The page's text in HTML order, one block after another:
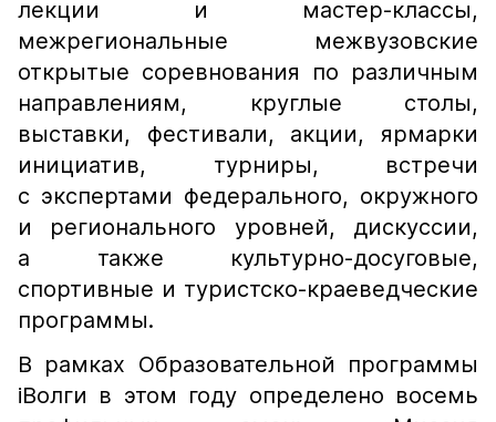
лекции и мастер-классы,
межрегиональные межвузовские
открытые соревнования по различным
направлениям, круглые столы,
выставки, фестивали, акции, ярмарки
инициатив, турниры, встречи
с экспертами федерального, окружного
и регионального уровней, дискуссии,
а также культурно-досуговые,
спортивные и туристско-краеведческие
программы.
В рамках Образовательной программы
iВолги в этом году определено восемь